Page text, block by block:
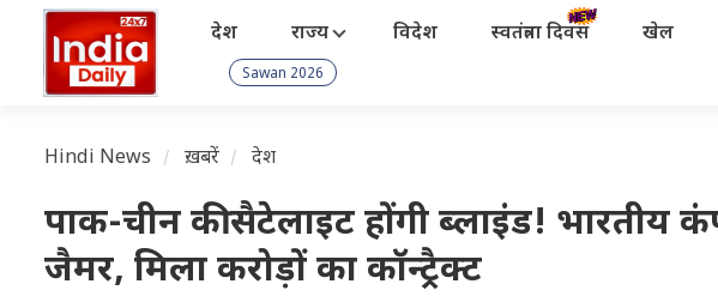
देश राज्य विदेश स्वतंत्रता दिवस खेल
Sawan 2026
Hindi News ख़बरें देश
पाक-चीन की सैटेलाइट होंगी ब्लाइंड! भारतीय
जैमर, मिला करोड़ों का कॉन्ट्रैक्ट